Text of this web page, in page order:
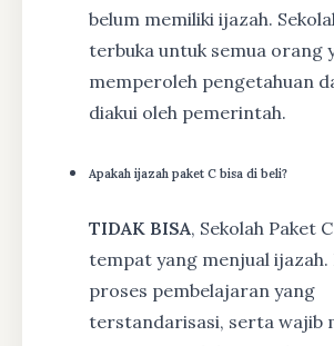
belum memiliki ijazah.
terbuka untuk semua orang
memperoleh pengetahuan
diakui oleh pemerintah.
Apakah ijazah paket C bisa di beli?
TIDAK BISA, Sekolah Paket
tempat yang menjual ijazah.
proses pembelajaran yang
terstandarisasi, serta wajib